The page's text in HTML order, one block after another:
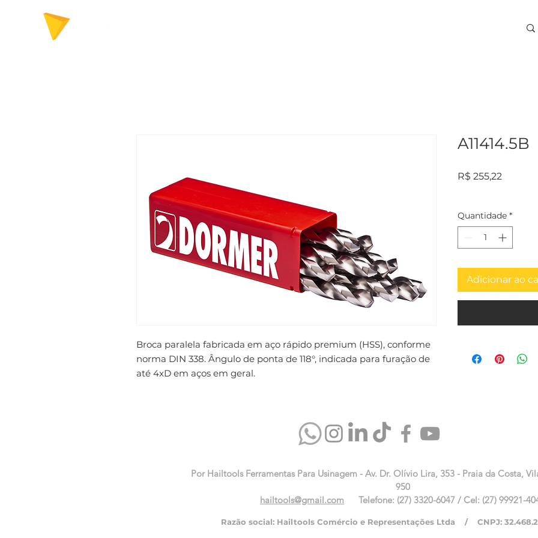
Broca paralela fabricada em aço rápido premium (HSS), conforme
norma DIN 338. Ângulo de ponta de 118°, indicada para furação de
até 4xD em aços em geral.
A11414.5B
R$ 255,22
Quantidade *
Adicionar ao
Por Hailtools Ferramentas Para Usinagem - Av. Dr. Olívio Lira, 353 - Praia da Costa,
950
hailtools@gmail.com
Telefone: (27) 3320-6047 / Cel: (27) 99921-
Razão social: Hailtools Comércio e Representações Ltda / CNPJ: